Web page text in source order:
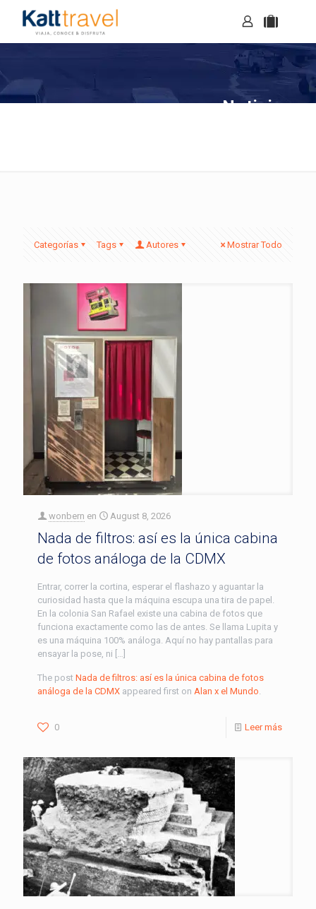
Noticias
Categorías Tags Autores Mostrar Todo
wonbern en August 8, 2026
Nada de filtros: así es la única cabina
de fotos análoga de la CDMX
Entrar, correr la cortina, esperar el flashazo y aguantar la
curiosidad hasta que la máquina escupa una tira de papel.
En la colonia San Rafael existe una cabina de fotos que
funciona exactamente como las de antes. Se llama Lupita y
es una máquina 100% análoga. Aquí no hay pantallas para
ensayar la pose, ni […]
The post Nada de filtros: así es la única cabina de fotos
análoga de la CDMX appeared first on Alan x el Mundo.
0 Leer más